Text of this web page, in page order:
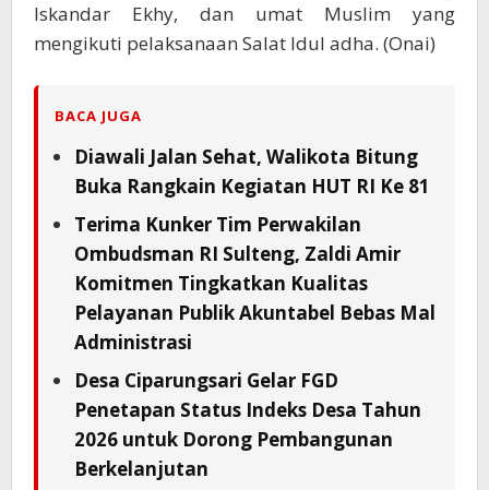
Iskandar Ekhy, dan umat Muslim yang
mengikuti pelaksanaan Salat Idul adha. (Onai)
BACA JUGA
Diawali Jalan Sehat, Walikota Bitung
Buka Rangkain Kegiatan HUT RI Ke 81
Terima Kunker Tim Perwakilan
Ombudsman RI Sulteng, Zaldi Amir
Komitmen Tingkatkan Kualitas
Pelayanan Publik Akuntabel Bebas Mal
Administrasi
Desa Ciparungsari Gelar FGD
Penetapan Status Indeks Desa Tahun
2026 untuk Dorong Pembangunan
Berkelanjutan